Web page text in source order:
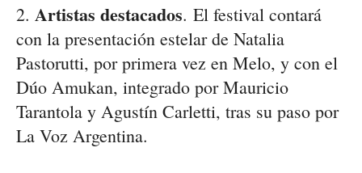
2. Artistas destacados. El festival contará
con la presentación estelar de Natalia
Pastorutti, por primera vez en Melo, y con el
Dúo Amukan, integrado por Mauricio
Tarantola y Agustín Carletti, tras su paso por
La Voz Argentina.